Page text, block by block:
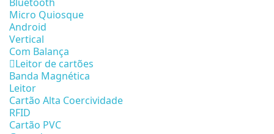
Micro Quiosque
Android
Vertical
Com Balança
Leitor de cartões
Banda Magnética
Leitor
Cartão Alta Coercividade
RFID
Cartão PVC